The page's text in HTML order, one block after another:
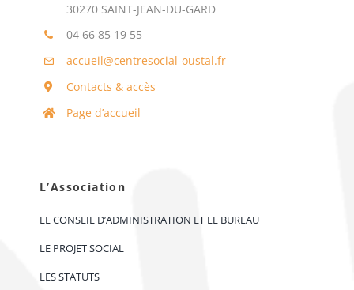
30270 SAINT-JEAN-DU-GARD
04 66 85 19 55
accueil@centresocial-oustal.fr
Contacts & accès
Page d’accueil
L’Association
LE CONSEIL D’ADMINISTRATION ET LE BUREAU
LE PROJET SOCIAL
LES STATUTS